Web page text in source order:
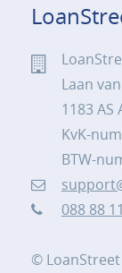
Laan
1183 AS
KvK-
BTW-
088 88
© LoanStreet